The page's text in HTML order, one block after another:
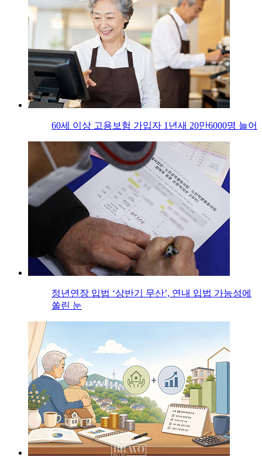
60세 이상 고용보험 가입자 1년새 20만6000명 늘어
정년연장 입법 ‘상반기 무산’, 연내 입법 가능성에
쏠린 눈